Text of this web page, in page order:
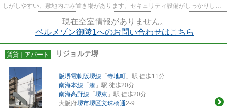
しがしやすい、敷地内ごみ置き場があります。セキュリティ設備がしっかりして
現在空室情報がありません。
ベルメゾン御陵1へのお問い合わせはこちら
賃貸｜アパート リジョルテ堺
阪堺電軌阪堺線 「 寺地町 」駅 徒歩11分
南海本線 「 湊 」駅 徒歩20分
南海高野線 「 堺東 」駅 徒歩20分
大阪府堺市堺区文珠橋通2-9